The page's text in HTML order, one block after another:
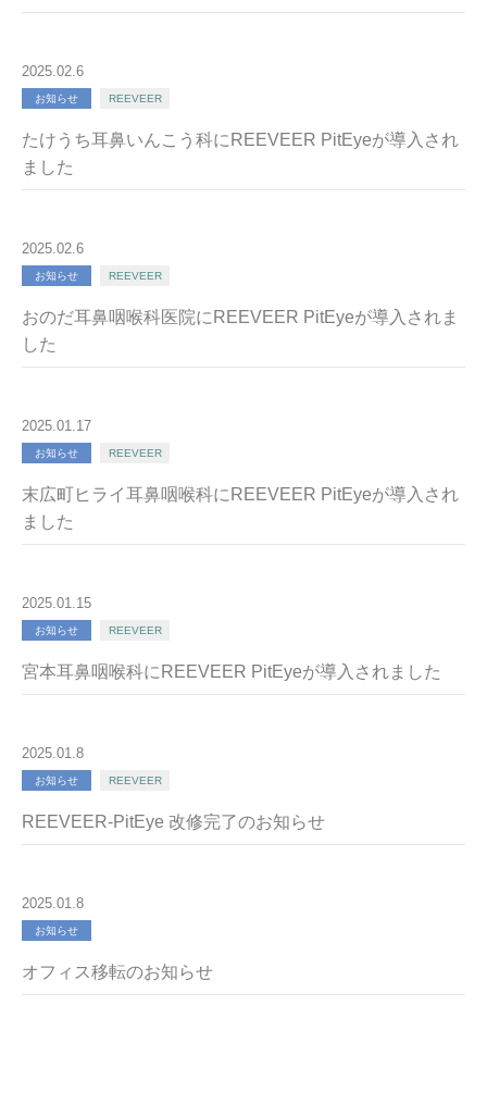
2025.02.6
お知らせ REEVEER
たけうち耳鼻いんこう科にREEVEER PitEyeが導入され
ました
2025.02.6
お知らせ REEVEER
おのだ耳鼻咽喉科医院にREEVEER PitEyeが導入されま
した
2025.01.17
お知らせ REEVEER
末広町ヒライ耳鼻咽喉科にREEVEER PitEyeが導入され
ました
2025.01.15
お知らせ REEVEER
宮本耳鼻咽喉科にREEVEER PitEyeが導入されました
2025.01.8
お知らせ REEVEER
REEVEER-PitEye 改修完了のお知らせ
2025.01.8
お知らせ
オフィス移転のお知らせ